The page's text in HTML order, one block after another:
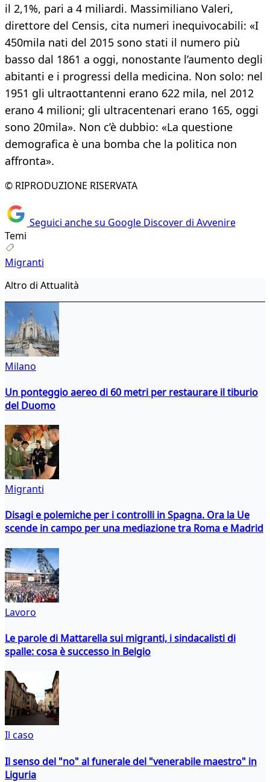
il 2,1%, pari a 4 miliardi. Massimiliano Valeri,
direttore del Censis, cita numeri inequivocabili: «I
450mila nati del 2015 sono stati il numero più
basso dal 1861 a oggi, nonostante l’aumento degli
abitanti e i progressi della medicina. Non solo: nel
1951 gli ultraottantenni erano 622 mila, nel 2012
erano 4 milioni; gli ultracentenari erano 165, oggi
sono 20mila». Non c’è dubbio: «La questione
demografica è una bomba che la politica non
affronta».
© RIPRODUZIONE RISERVATA
Seguici anche su Google Discover di Avvenire
Temi
Migranti
Altro di Attualità
Milano
Un ponteggio aereo di 60 metri per restaurare il tiburio
del Duomo
Migranti
Disagi e polemiche per i controlli in Spagna. Ora la Ue
scende in campo per una mediazione tra Roma e Madrid
Lavoro
Le parole di Mattarella sui migranti, i sindacalisti di
spalle: cosa è successo in Belgio
Il caso
Il senso del "no" al funerale del "venerabile maestro" in
Liguria